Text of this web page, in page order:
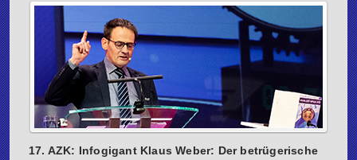
17. AZK: Infogigant Klaus Weber: Der betrügerische